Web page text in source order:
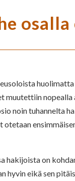
nopealla
noin tuhannelta
hakijoista on
hyvin eikä sen